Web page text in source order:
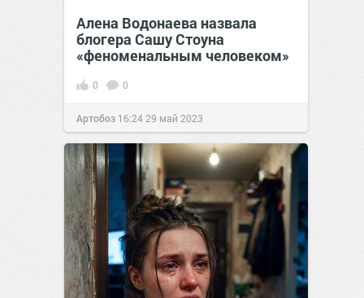
Алена Водонаева назвала
блогера Сашу Стоуна
«феноменальным человеком»
0 0
Артобоз 16:24 29 май 2023